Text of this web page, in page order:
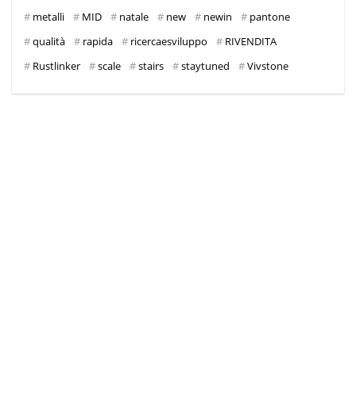
metalli
MID natale new newin
pantone
qualità
rapida ricercaesviluppo
RIVENDITA
Rustlinker
scale stairs staytuned Vivstone